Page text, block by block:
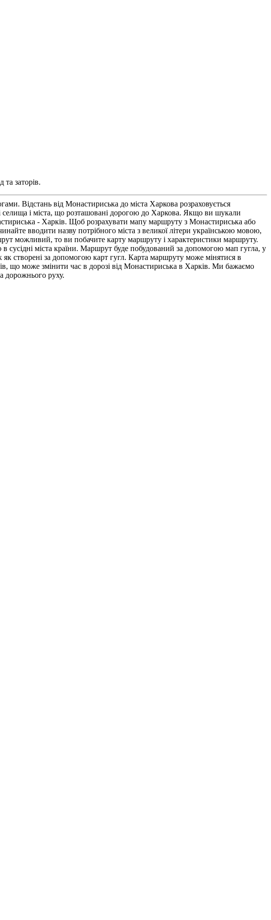
заторів.
Відстань від Монастириська до міста Харкова розраховується
і міста, що розташовані дорогою до Харкова. Якщо ви шукали
- Харків. Щоб розрахувати мапу маршруту з Монастириська або
вводити назву потрібного міста з великої літери українською мовою,
можливий, то ви побачите карту маршруту і характеристики маршруту.
сусідні міста країни. Маршрут буде побудований за допомогою мап гугла, у
створені за допомогою карт гугл. Карта маршруту може мінятися в
що може змінити час в дорозі від Монастириська в Харків. Ми бажаємо
дорожнього руху.